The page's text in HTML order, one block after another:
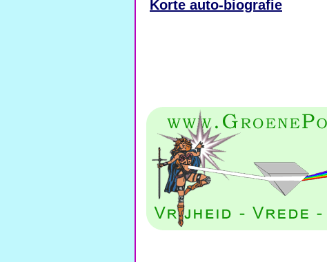
Korte auto-biografie